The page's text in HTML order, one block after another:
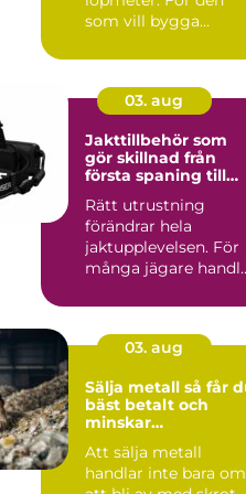
som vill bygga
funk...
03. aug
Jakttillbehör som
gör skillnad från
första spaning till
Rätt utrustning
förändrar hela
jaktupplevelsen. För
många jägare
mest pr...
03. aug
Sälja metall så får du
bäst betalt och
minskar
Att sälja metall
handlar inte bara om